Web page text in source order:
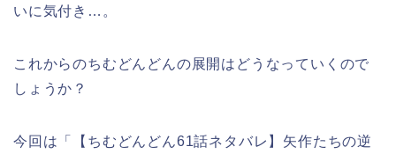
いに気付き…。
これからのちむどんどんの展開はどうなっていくので
しょうか？
今回は「【ちむどんどん61話ネタバレ】矢作たちの逆